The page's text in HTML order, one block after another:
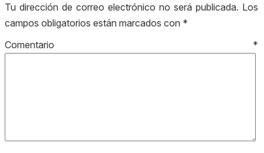
Tu dirección de correo electrónico no será publicada. Los
campos obligatorios están marcados con *
Comentario *